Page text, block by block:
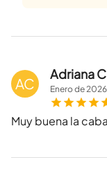
AC
Adriana
Enerode2026
Muy buena la